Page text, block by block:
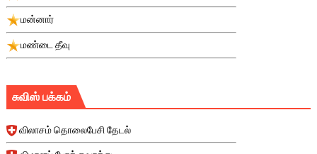
மன்னார்
மண்டை தீவு
சுவிஸ் பக்கம்
விலாசம் தொலைபேசி தேடல்